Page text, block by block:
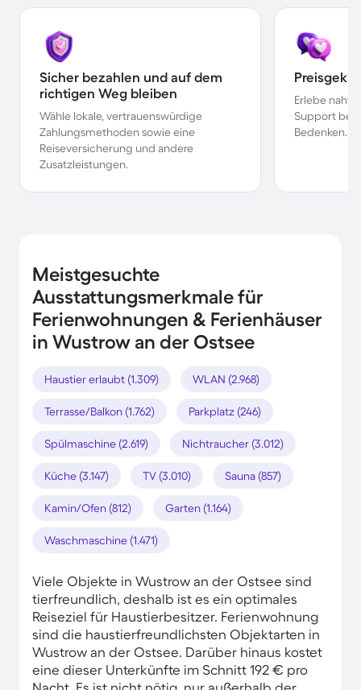
Sicher bezahlen und auf dem
richtigen Weg bleiben
Wähle lokale, vertrauenswürdige
Zahlungsmethoden sowie eine
Reiseversicherung und andere
Zusatzleistungen.
Erlebe
Support bei
Bedenken.
Meistgesuchte
Ausstattungsmerkmale für
Ferienwohnungen & Ferienhäuser
in Wustrow an der Ostsee
Haustier erlaubt (1.309) WLAN (2.968)
Terrasse/Balkon (1.762) Parkplatz (246)
Spülmaschine (2.619) Nichtraucher (3.012)
Küche (3.147) TV (3.010) Sauna (857)
Kamin/Ofen (812) Garten (1.164)
Waschmaschine (1.471)
Viele Objekte in Wustrow an der Ostsee sind
tierfreundlich, deshalb ist es ein optimales
Reiseziel für Haustierbesitzer. Ferienwohnung
sind die haustierfreundlichsten Objektarten in
Wustrow an der Ostsee. Darüber hinaus kostet
eine dieser Unterkünfte im Schnitt 192 € pro